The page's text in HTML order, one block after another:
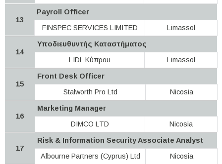
13
Payroll Officer
FINSPEC SERVICES LIMITED
Limassol
14
Υποδιευθυντής Καταστήματος
LIDL Κύπρου
Limassol
15
Front Desk Officer
Stalworth Pro Ltd
Nicosia
16
Marketing Manager
DIMCO LTD
Nicosia
17
Risk & Information Security Associate Analyst
Albourne Partners (Cyprus) Ltd
Nicosia